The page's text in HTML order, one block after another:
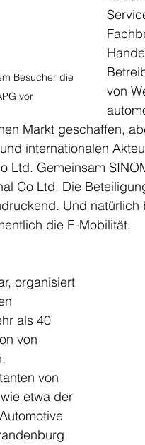
Besucher die
vor
von
Markt geschaffen,
internationalen
Ltd. Gemeinsam
Co Ltd. Die
Und
die E-Mobilität.
organisiert
als 40
von
von
etwa der